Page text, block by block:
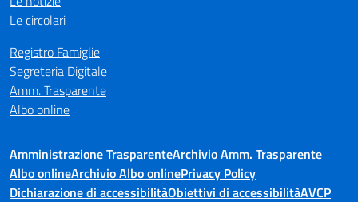
Le circolari
Registro Famiglie
Segreteria Digitale
Amm. Trasparente
Albo online
Amministrazione TrasparenteArchivio Amm. Trasparente
Albo onlineArchivio Albo onlinePrivacy Policy
Dichiarazione di accessibilitàObiettivi di accessibilitàAVCP